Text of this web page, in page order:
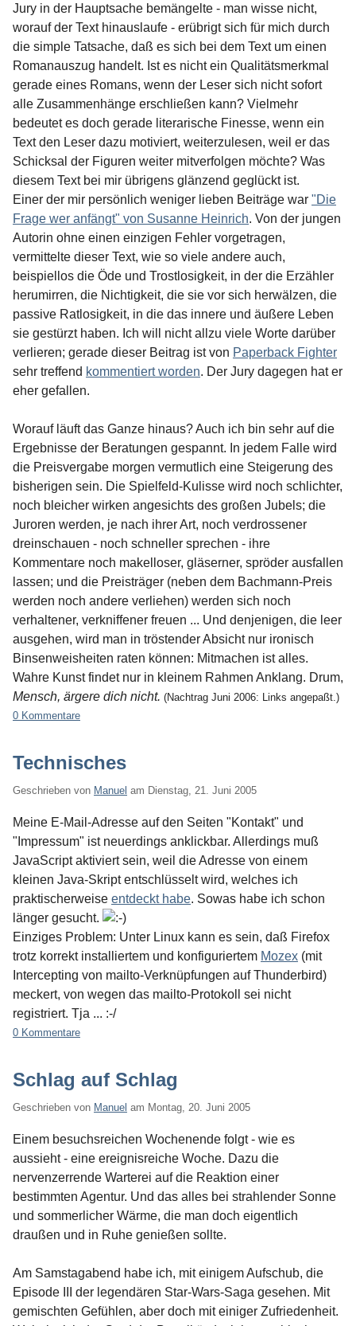
Jury in der Hauptsache bemängelte - man wisse nicht,
worauf der Text hinauslaufe - erübrigt sich für mich durch
die simple Tatsache, daß es sich bei dem Text um einen
Romanauszug handelt. Ist es nicht ein Qualitätsmerkmal
gerade eines Romans, wenn der Leser sich nicht sofort
alle Zusammenhänge erschließen kann? Vielmehr
bedeutet es doch gerade literarische Finesse, wenn ein
Text den Leser dazu motiviert, weiterzulesen, weil er das
Schicksal der Figuren weiter mitverfolgen möchte? Was
diesem Text bei mir übrigens glänzend geglückt ist.
Einer der mir persönlich weniger lieben Beiträge war "Die
Frage wer anfängt" von Susanne Heinrich. Von der jungen
Autorin ohne einen einzigen Fehler vorgetragen,
vermittelte dieser Text, wie so viele andere auch,
beispiellos die Öde und Trostlosigkeit, in der die Erzähler
herumirren, die Nichtigkeit, die sie vor sich herwälzen, die
passive Ratlosigkeit, in die das innere und äußere Leben
sie gestürzt haben. Ich will nicht allzu viele Worte darüber
verlieren; gerade dieser Beitrag ist von Paperback Fighter
sehr treffend kommentiert worden. Der Jury dagegen hat er
eher gefallen.
Worauf läuft das Ganze hinaus? Auch ich bin sehr auf die
Ergebnisse der Beratungen gespannt. In jedem Falle wird
die Preisvergabe morgen vermutlich eine Steigerung des
bisherigen sein. Die Spielfeld-Kulisse wird noch schlichter,
noch bleicher wirken angesichts des großen Jubels; die
Juroren werden, je nach ihrer Art, noch verdrossener
dreinschauen - noch schneller sprechen - ihre
Kommentare noch makelloser, gläserner, spröder ausfallen
lassen; und die Preisträger (neben dem Bachmann-Preis
werden noch andere verliehen) werden sich noch
verhaltener, verkniffener freuen ... Und denjenigen, die leer
ausgehen, wird man in tröstender Absicht nur ironisch
Binsenweisheiten raten können: Mitmachen ist alles.
Wahre Kunst findet nur in kleinem Rahmen Anklang. Drum,
Mensch, ärgere dich nicht. (Nachtrag Juni 2006: Links angepaßt.)
0 Kommentare
Technisches
Geschrieben von Manuel am Dienstag, 21. Juni 2005
Meine E-Mail-Adresse auf den Seiten "Kontakt" und
"Impressum" ist neuerdings anklickbar. Allerdings muß
JavaScript aktiviert sein, weil die Adresse von einem
kleinen Java-Skript entschlüsselt wird, welches ich
praktischerweise entdeckt habe. Sowas habe ich schon
länger gesucht.
Einziges Problem: Unter Linux kann es sein, daß Firefox
trotz korrekt installiertem und konfiguriertem Mozex (mit
Intercepting von mailto-Verknüpfungen auf Thunderbird)
meckert, von wegen das mailto-Protokoll sei nicht
registriert. Tja ... :-/
0 Kommentare
Schlag auf Schlag
Geschrieben von Manuel am Montag, 20. Juni 2005
Einem besuchsreichen Wochenende folgt - wie es
aussieht - eine ereignisreiche Woche. Dazu die
nervenzerrende Warterei auf die Reaktion einer
bestimmten Agentur. Und das alles bei strahlender Sonne
und sommerlicher Wärme, die man doch eigentlich
draußen und in Ruhe genießen sollte.
Am Samstagabend habe ich, mit einigem Aufschub, die
Episode III der legendären Star-Wars-Saga gesehen. Mit
gemischten Gefühlen, aber doch mit einiger Zufriedenheit.